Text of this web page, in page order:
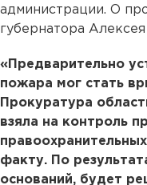
администрации. О
губернатора
«Предварительно
пожара мог стать
Прокуратура
взяла на контроль
факту. По
оснований, будет